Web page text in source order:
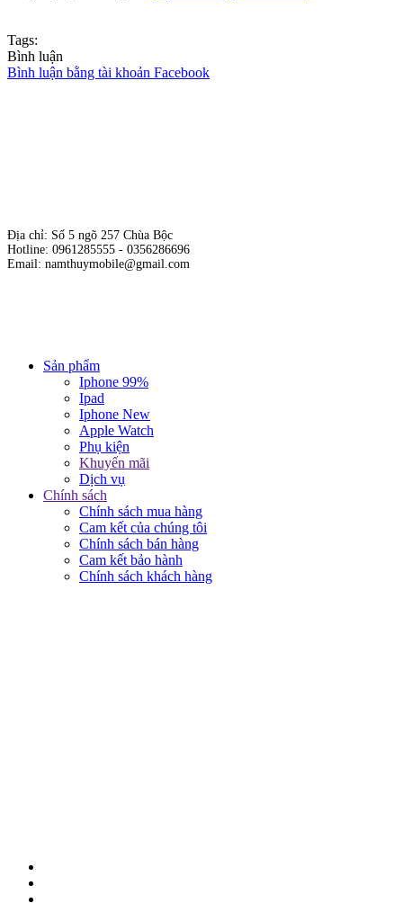
Tags:
Bình luận
Bình luận bằng tài khoản Facebook
Địa chỉ: Số 5 ngõ 257 Chùa Bộc
Hotline: 0961285555 - 0356286696
Email: namthuymobile@gmail.com
Sản phẩm
Iphone 99%
Ipad
Iphone New
Apple Watch
Phụ kiện
Khuyến mãi
Dịch vụ
Chính sách
Chính sách mua hàng
Cam kết của chúng tôi
Chính sách bán hàng
Cam kết bảo hành
Chính sách khách hàng